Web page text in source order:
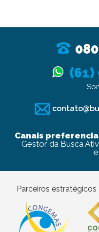
(61)
Canais
Gestor da Busca
Parceiros estratégicos